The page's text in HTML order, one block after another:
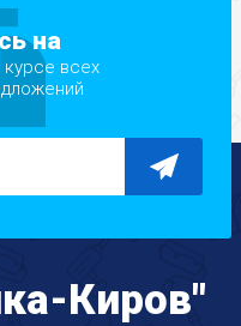
на
всех
Киров"